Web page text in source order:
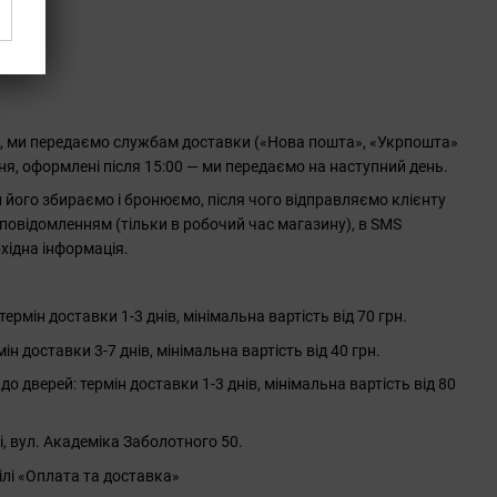
ми передаємо службам доставки («Нова пошта», «Укрпошта»
оформлені після 15:00 — ми передаємо на наступний день.
збираємо і бронюємо, після чого відправляємо клієнту
(тільки в робочий час магазину), в SMS
інформація.
доставки 1-3 днів, мінімальна вартість від 70 грн.
доставки 3-7 днів, мінімальна вартість від 40 грн.
дверей: термін доставки 1-3 днів, мінімальна вартість від 80
вул. Академіка Заболотного 50.
«Оплата та доставка»